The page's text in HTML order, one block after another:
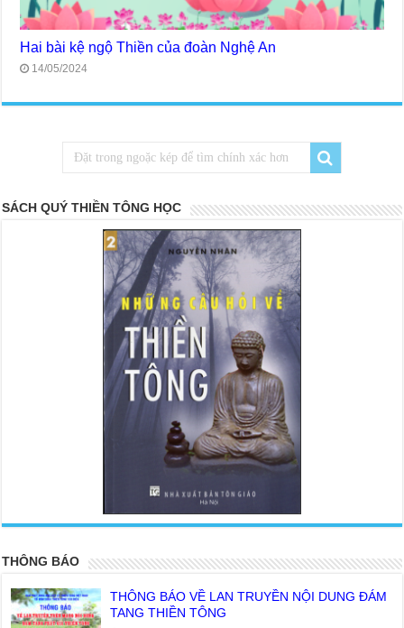
Hai bài kệ ngộ Thiền của đoàn Nghệ An
14/05/2024
SÁCH QUÝ THIỀN TÔNG HỌC
THÔNG BÁO
THÔNG BÁO VỀ LAN TRUYỀN NỘI DUNG ĐÁM
TANG THIỀN TÔNG